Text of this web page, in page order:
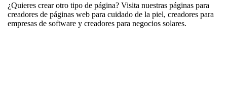
¿Quieres crear otro tipo de página? Visita nuestras páginas para
creadores de páginas web para cuidado de la piel, creadores para
empresas de software y creadores para negocios solares.